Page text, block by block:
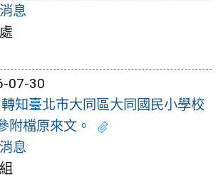
息
07-30
轉知臺北市大同區大同國民小學校
附檔原來文。
息